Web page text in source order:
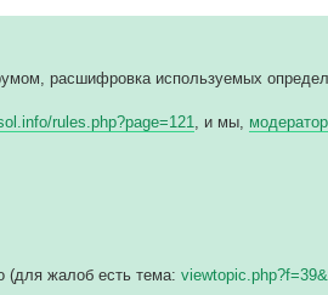
расшифровка используемых
rules.php?page=121 , и мы,
(для жалоб есть тема: